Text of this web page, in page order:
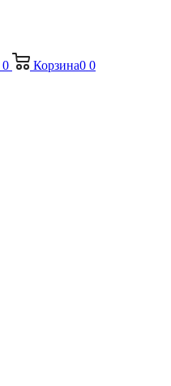
0 Корзина0 0